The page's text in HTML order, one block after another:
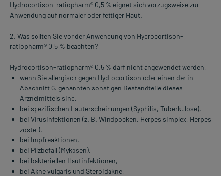
Hydrocortison-ratiopharm® 0,5 % eignet sich vorzugsweise zur
Anwendung auf normaler oder fettiger Haut.
2. Was sollten Sie vor der Anwendung von Hydrocortison-
ratiopharm® 0,5 % beachten?
Hydrocortison-ratiopharm® 0,5 % darf nicht angewendet werden,
wenn Sie allergisch gegen Hydrocortison oder einen der in
Abschnitt 6. genannten sonstigen Bestandteile dieses
Arzneimittels sind,
bei spezifischen Hauterscheinungen (Syphilis, Tuberkulose),
bei Virusinfektionen (z. B. Windpocken, Herpes simplex, Herpes
zoster),
bei Impfreaktionen,
bei Pilzbefall (Mykosen),
bei bakteriellen Hautinfektionen,
bei Akne vulgaris und Steroidakne,